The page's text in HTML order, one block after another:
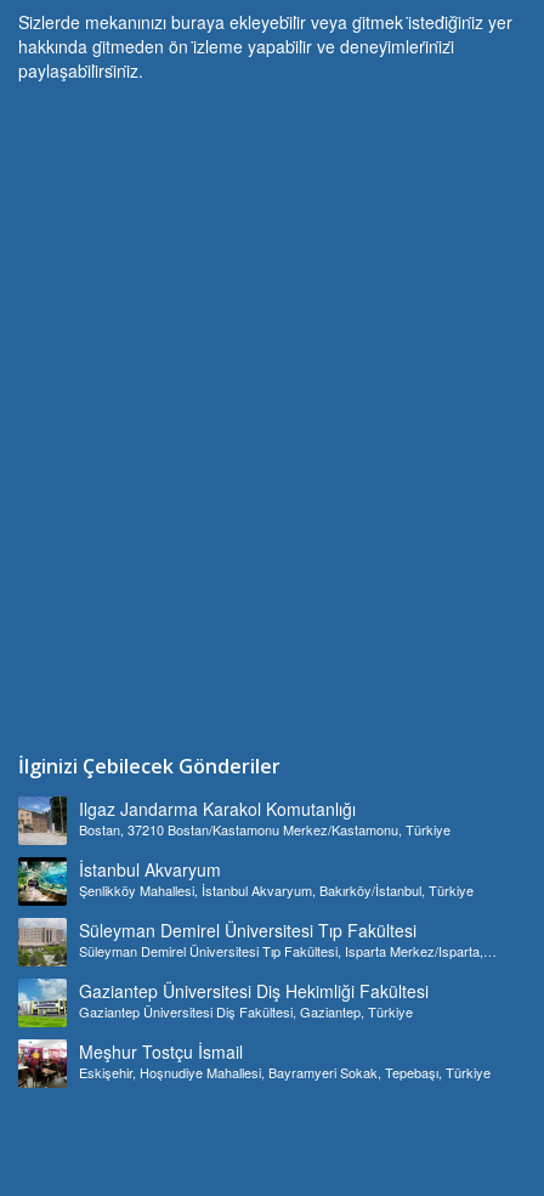
Si̇zlerde mekanınızı buraya ekleyebi̇li̇r veya gi̇tmek i̇stedi̇ği̇ni̇z yer
hakkında gi̇tmeden ön i̇zleme yapabi̇li̇r ve deneyi̇mleri̇ni̇zi̇
paylaşabi̇li̇rsi̇ni̇z.
İlginizi Çebilecek Gönderiler
Ilgaz Jandarma Karakol Komutanlığı
Bostan, 37210 Bostan/Kastamonu Merkez/Kastamonu, Türkiye
İstanbul Akvaryum
Şenlikköy Mahallesi, İstanbul Akvaryum, Bakırköy/İstanbul, Türkiye
Süleyman Demirel Üniversitesi Tıp Fakültesi
Süleyman Demirel Üniversitesi Tıp Fakültesi, Isparta Merkez/Isparta,
Gaziantep Üniversitesi Diş Hekimliği Fakültesi
Gaziantep Üniversitesi Diş Fakültesi, Gaziantep, Türkiye
Meşhur Tostçu İsmail
Eskişehir, Hoşnudiye Mahallesi, Bayramyeri Sokak, Tepebaşı, Türkiye